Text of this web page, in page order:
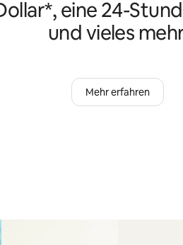
eine 24-
und vieles
Mehr erfahren